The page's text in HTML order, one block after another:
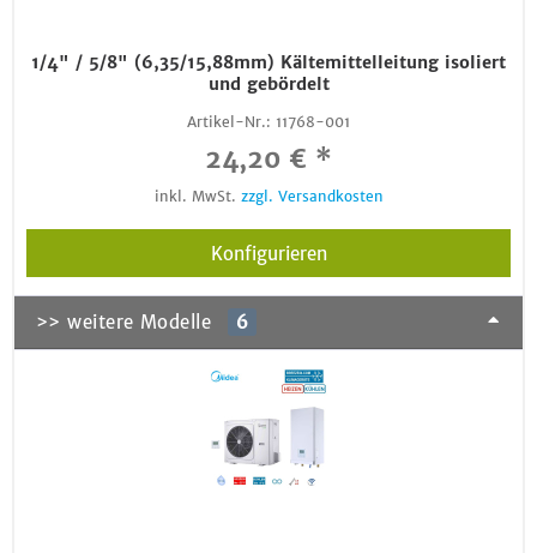
1/4" / 5/8" (6,35/15,88mm) Kältemittelleitung isoliert
und gebördelt
Artikel-Nr.: 11768-001
24,20 € *
inkl. MwSt. zzgl. Versandkosten
Konfigurieren
>> weitere Modelle 6